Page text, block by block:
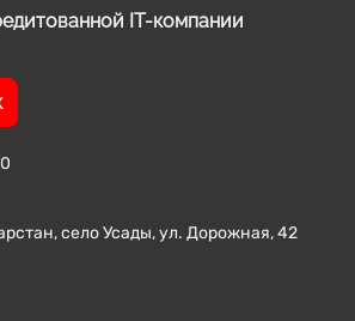
село Усады, ул. Дорожная, 42
IT-компании